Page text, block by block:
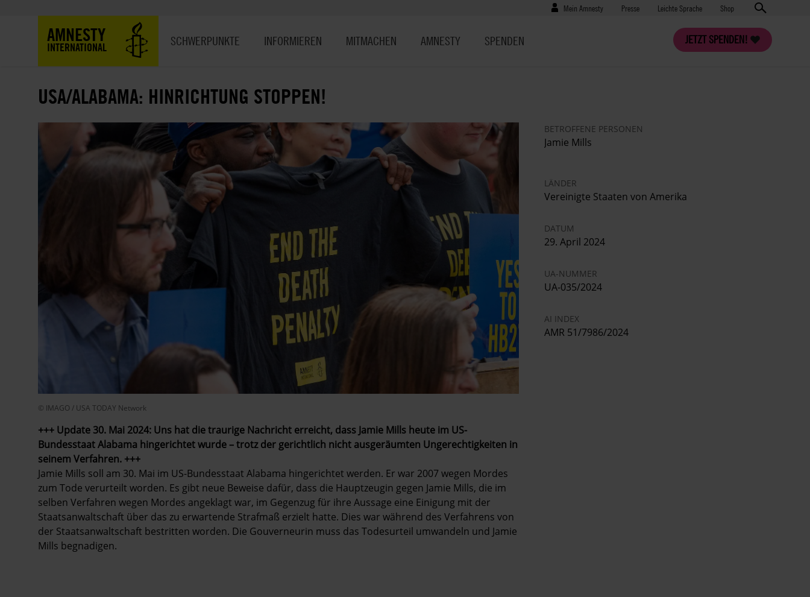
Benutzermenü
Mein Amnesty Presse
Presse Leichte Sprache Shop
AMNESTY
INTERNATIONAL
JETZT SPENDEN!
SCHWERPUNKTE INFORMIEREN MITMACHEN AMNESTY SPENDEN
USA/ALABAMA: HINRICHTUNG STOPPEN!
© IMAGO / USA TODAY Network
+++ Update 30. Mai 2024: Uns hat die traurige Nachricht erreicht, dass Jamie Mills heute im US-
Bundesstaat Alabama hingerichtet wurde – trotz der gerichtlich nicht ausgeräumten Ungerechtigkeiten in
seinem Verfahren. +++
Jamie Mills soll am 30. Mai im US-Bundesstaat Alabama hingerichtet werden. Er war 2007 wegen Mordes
zum Tode verurteilt worden. Es gibt neue Beweise dafür, dass die Hauptzeugin gegen Jamie Mills, die im
selben Verfahren wegen Mordes angeklagt war, im Gegenzug für ihre Aussage eine Einigung mit der
Staatsanwaltschaft über das zu erwartende Strafmaß erzielt hatte. Dies war während des Verfahrens von
der Staatsanwaltschaft bestritten worden. Die Gouverneurin muss das Todesurteil umwandeln und Jamie
Mills begnadigen.
BETROFFENE PERSONEN
Jamie Mills
LÄNDER
Vereinigte Staaten von Amerika
DATUM
29. April 2024
UA-NUMMER
UA-035/2024
AI INDEX
AMR 51/7986/2024